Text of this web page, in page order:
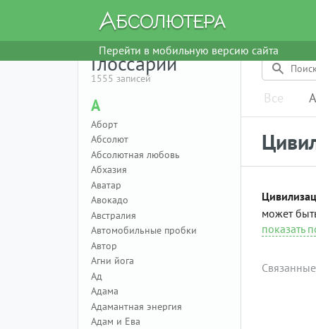
Перейти в мобильную версию сайта
Глоссарий
1555 записей
А
Аборт
Абсолют
Абсолютная любовь
Абхазия
Аватар
Авокадо
Австралия
Автомобильные пробки
Автор
Агни йога
Ад
Адама
Адамантная энергия
Адам и Ева
Все А
может
показать